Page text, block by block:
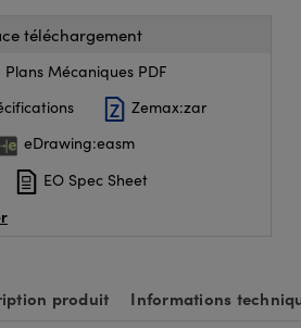
téléchargement
Plans Mécaniques PDF
Zemax:zar
eDrawing:easm
EO Spec Sheet
produit Informations